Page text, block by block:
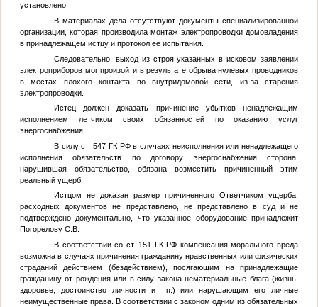
установлено.
В материалах дела отсутствуют документы специализированной
организации, которая производила монтаж электропроводки домовладения
в принадлежащем истцу и протокол ее испытания.
Следовательно, выход из строя указанных в исковом заявлении
электроприборов мог произойти в результате обрыва нулевых проводников
в местах плохого контакта во внутридомовой сети, из-за старения
электропроводки.
Истец должен доказать причинение убытков ненадлежащим
исполнением летчиком своих обязанностей по оказанию услуг
энергоснабжения.
В силу ст. 547 ГК РФ в случаях неисполнения или ненадлежащего
исполнения обязательств по договору энергоснабжения сторона,
нарушившая обязательство, обязана возместить причиненный этим
реальный ущерб.
Истцом не доказан размер причиненного Ответчиком ущерба,
расходных документов не представлено, не представлено в суд и не
подтверждено документально, что указанное оборудование принадлежит
Погорелову С.В.
В соответствии со ст. 151 ГК РФ компенсация морального вреда
возможна в случаях причинения гражданину нравственных или физических
страданий действием (бездействием), посягающим на принадлежащие
гражданину от рождения или в силу закона нематериальные блага (жизнь,
здоровье, достоинство личности и т.п.) или нарушающим его личные
неимущественные права. В соответствии с законом одним из обязательных